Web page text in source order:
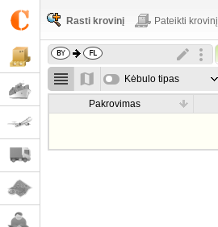
Rasti krovinį Pateikti krovinį
Kėbulo tipas
Pakrovimas